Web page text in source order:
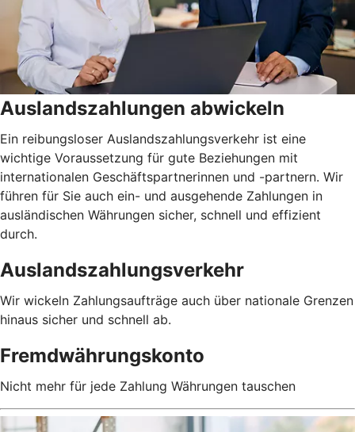
Auslandszahlungen abwickeln
Ein reibungsloser Auslandszahlungsverkehr ist eine
wichtige Voraussetzung für gute Beziehungen mit
internationalen Geschäftspartnerinnen und -partnern. Wir
führen für Sie auch ein- und ausgehende Zahlungen in
ausländischen Währungen sicher, schnell und effizient
durch.
Auslandszahlungsverkehr
Wir wickeln Zahlungsaufträge auch über nationale Grenzen
hinaus sicher und schnell ab.
Fremdwährungskonto
Nicht mehr für jede Zahlung Währungen tauschen